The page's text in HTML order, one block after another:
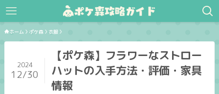
ホーム ポケ森 衣服
【ポケ森】フラワーなストロー
ハットの入手方法・評価・家具
情報
2024
12/30